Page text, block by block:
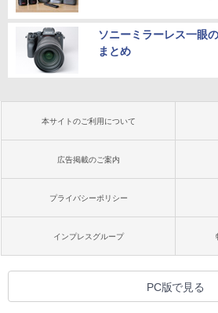
ソニーミラーレス一眼
まとめ
本サイトのご利用について
広告掲載のご案内
プライバシーポリシー
インプレスグループ
PC版で見る